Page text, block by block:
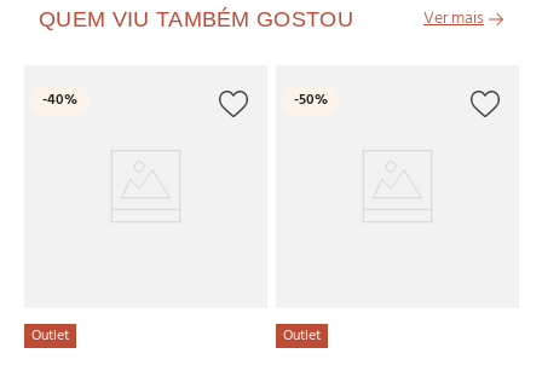
QUEM VIU TAMBÉM GOSTOU
-40%
Outlet
-50%
Outlet